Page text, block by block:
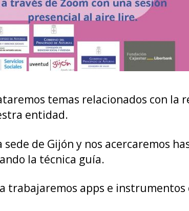
temas relacionados con la
entidad.
sede de Gijón y nos acercaremos
la técnica guía.
apps e instrumentos